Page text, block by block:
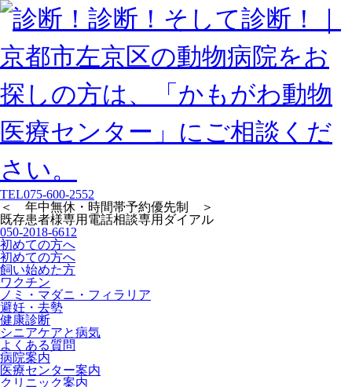
TEL075-600-2552
＜ 年中無休・時間帯予約優先制 ＞
既存患者様専用 電話相談専用ダイアル
050-2018-6612
初めての方へ
初めての方へ
飼い始めた方
ワクチン
ノミ・マダニ・フィラリア
避妊・去勢
健康診断
シニアケアと病気
よくある質問
病院案内
医療センター案内
クリニック案内